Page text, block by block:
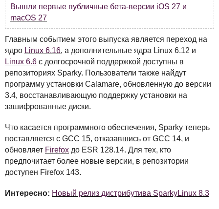
Вышли первые публичные бета-версии iOS 27 и
macOS 27
Главным событием этого выпуска является переход на
ядро Linux 6.16, а дополнительные ядра Linux 6.12 и
Linux 6.6 с долгосрочной поддержкой доступны в
репозиториях Sparky. Пользователи также найдут
программу установки Calamare, обновленную до версии
3.4, восстанавливающую поддержку установки на
зашифрованные диски.
Что касается программного обеспечения, Sparky теперь
поставляется с GCC 15, отказавшись от GCC 14, и
обновляет Firefox до ESR 128.14. Для тех, кто
предпочитает более новые версии, в репозитории
доступен Firefox 143.
Интересно: Новый релиз дистрибутива SparkyLinux 8.3